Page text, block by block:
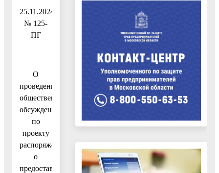
25.11.2024
№ 125-
ПГ
О
проведении
общественных
обсуждений
по
проекту
распоряжения
о
предоставлении